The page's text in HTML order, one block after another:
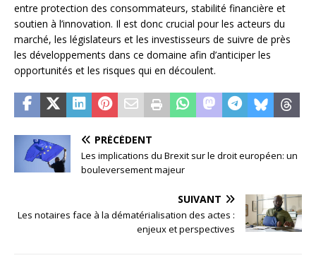
entre protection des consommateurs, stabilité financière et
soutien à l’innovation. Il est donc crucial pour les acteurs du
marché, les législateurs et les investisseurs de suivre de près
les développements dans ce domaine afin d’anticiper les
opportunités et les risques qui en découlent.
PRÉCÉDENT
Les implications du Brexit sur le droit européen: un
bouleversement majeur
SUIVANT
Les notaires face à la dématérialisation des actes :
enjeux et perspectives